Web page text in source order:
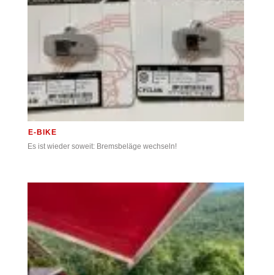
E-BIKE
Es ist wieder soweit: Bremsbeläge wechseln!